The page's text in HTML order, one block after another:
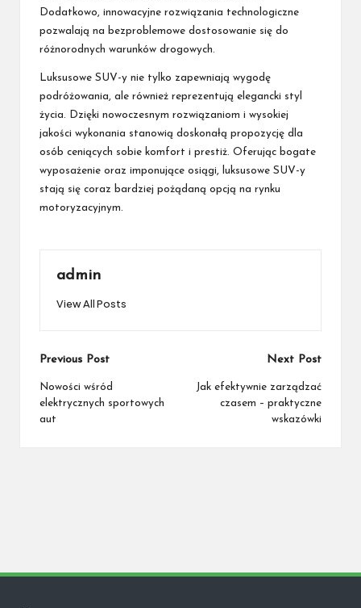
Dodatkowo, innowacyjne rozwiązania technologiczne
pozwalają na bezproblemowe dostosowanie się do
różnorodnych warunków drogowych.
Luksusowe SUV-y nie tylko zapewniają wygodę
podróżowania, ale również reprezentują elegancki styl
życia. Dzięki nowoczesnym rozwiązaniom i wysokiej
jakości wykonania stanowią doskonałą propozycję dla
osób ceniących sobie komfort i prestiż. Oferując bogate
wyposażenie oraz imponujące osiągi, luksusowe SUV-y
stają się coraz bardziej pożądaną opcją na rynku
motoryzacyjnym.
admin
View All Posts
Post
navigation
Previous Post
Nowości wśród
elektrycznych sportowych
aut
Next Post
Jak efektywnie zarządzać
czasem – praktyczne
wskazówki